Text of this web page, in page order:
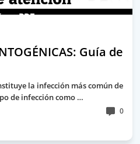
Guía de
la infección más común de
de infección como …
0